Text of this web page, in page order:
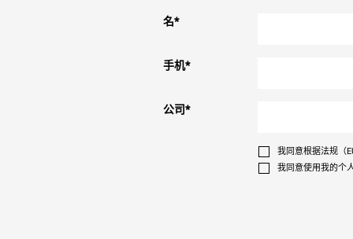
名*
手机*
公司*
我同意根据法规（
我同意使用我的个